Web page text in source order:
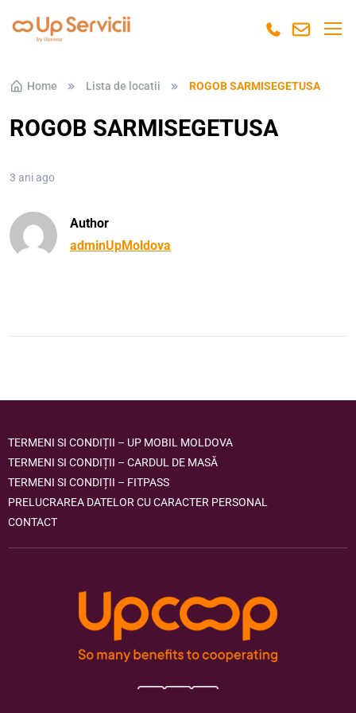
Skip to navigation
Skip to content
Home Lista de locatii ROGOB SARMISEGETUSA
ROGOB SARMISEGETUSA
3 ani ago
Author
adminUpMoldova
TERMENI SI CONDIȚII – UP MOBIL MOLDOVA
TERMENI SI CONDIȚII – CARDUL DE MASĂ
TERMENI SI CONDIȚII – FITPASS
PRELUCRAREA DATELOR CU CARACTER PERSONAL
CONTACT